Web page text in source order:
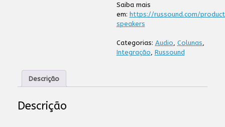
Saiba mais
em: https://russound.com/
speakers
Categorias: Audio, Colunas,
Integração, Russound
Descrição
Descrição